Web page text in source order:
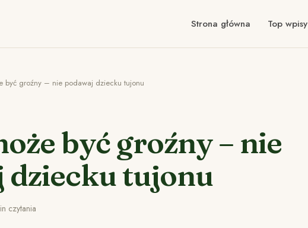
Strona główna Top wpisy
być groźny – nie podawaj dziecku tujonu
być groźny – nie
dziecku tujonu
czytania